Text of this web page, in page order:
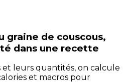
graine de couscous,
dans une recette
leurs quantités, on calcule
et macros pour